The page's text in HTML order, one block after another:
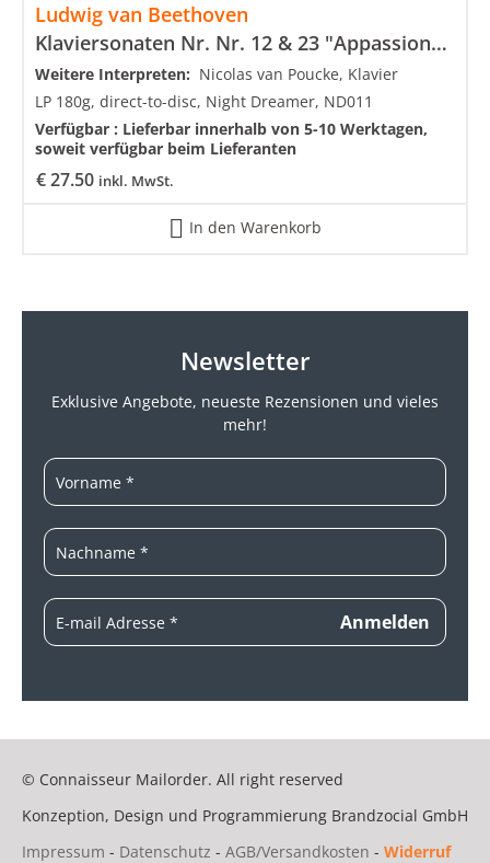
Ludwig van Beethoven
Klaviersonaten Nr. Nr. 12 & 23 "Appassionata"
€27.50 inkl. MwSt.
Weitere Interpreten: Nicolas van Poucke, Klavier
LP 180g, direct-to-disc, Night Dreamer, ND011
Verfügbar : Lieferbar innerhalb von 5-10 Werktagen,
soweit verfügbar beim Lieferanten
In den Warenkorb
Newsletter
Exklusive Angebote, neueste Rezensionen und vieles
mehr!
© Connaisseur Mailorder. All right reserved
Konzeption, Design und Programmierung Brandzocial GmbH
Impressum - Datenschutz - AGB/Versandkosten - Widerruf